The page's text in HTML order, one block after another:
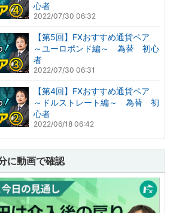
心者
2022/07/30 06:32
【第5回】FXおすすめ通貨ペア
～ユーロポンド編～ 為替 初心
者
2022/07/30 06:31
【第4回】FXおすすめ通貨ペア
～ドルストレート編～ 為替 初
心者
2022/06/18 06:42
に動画で確認